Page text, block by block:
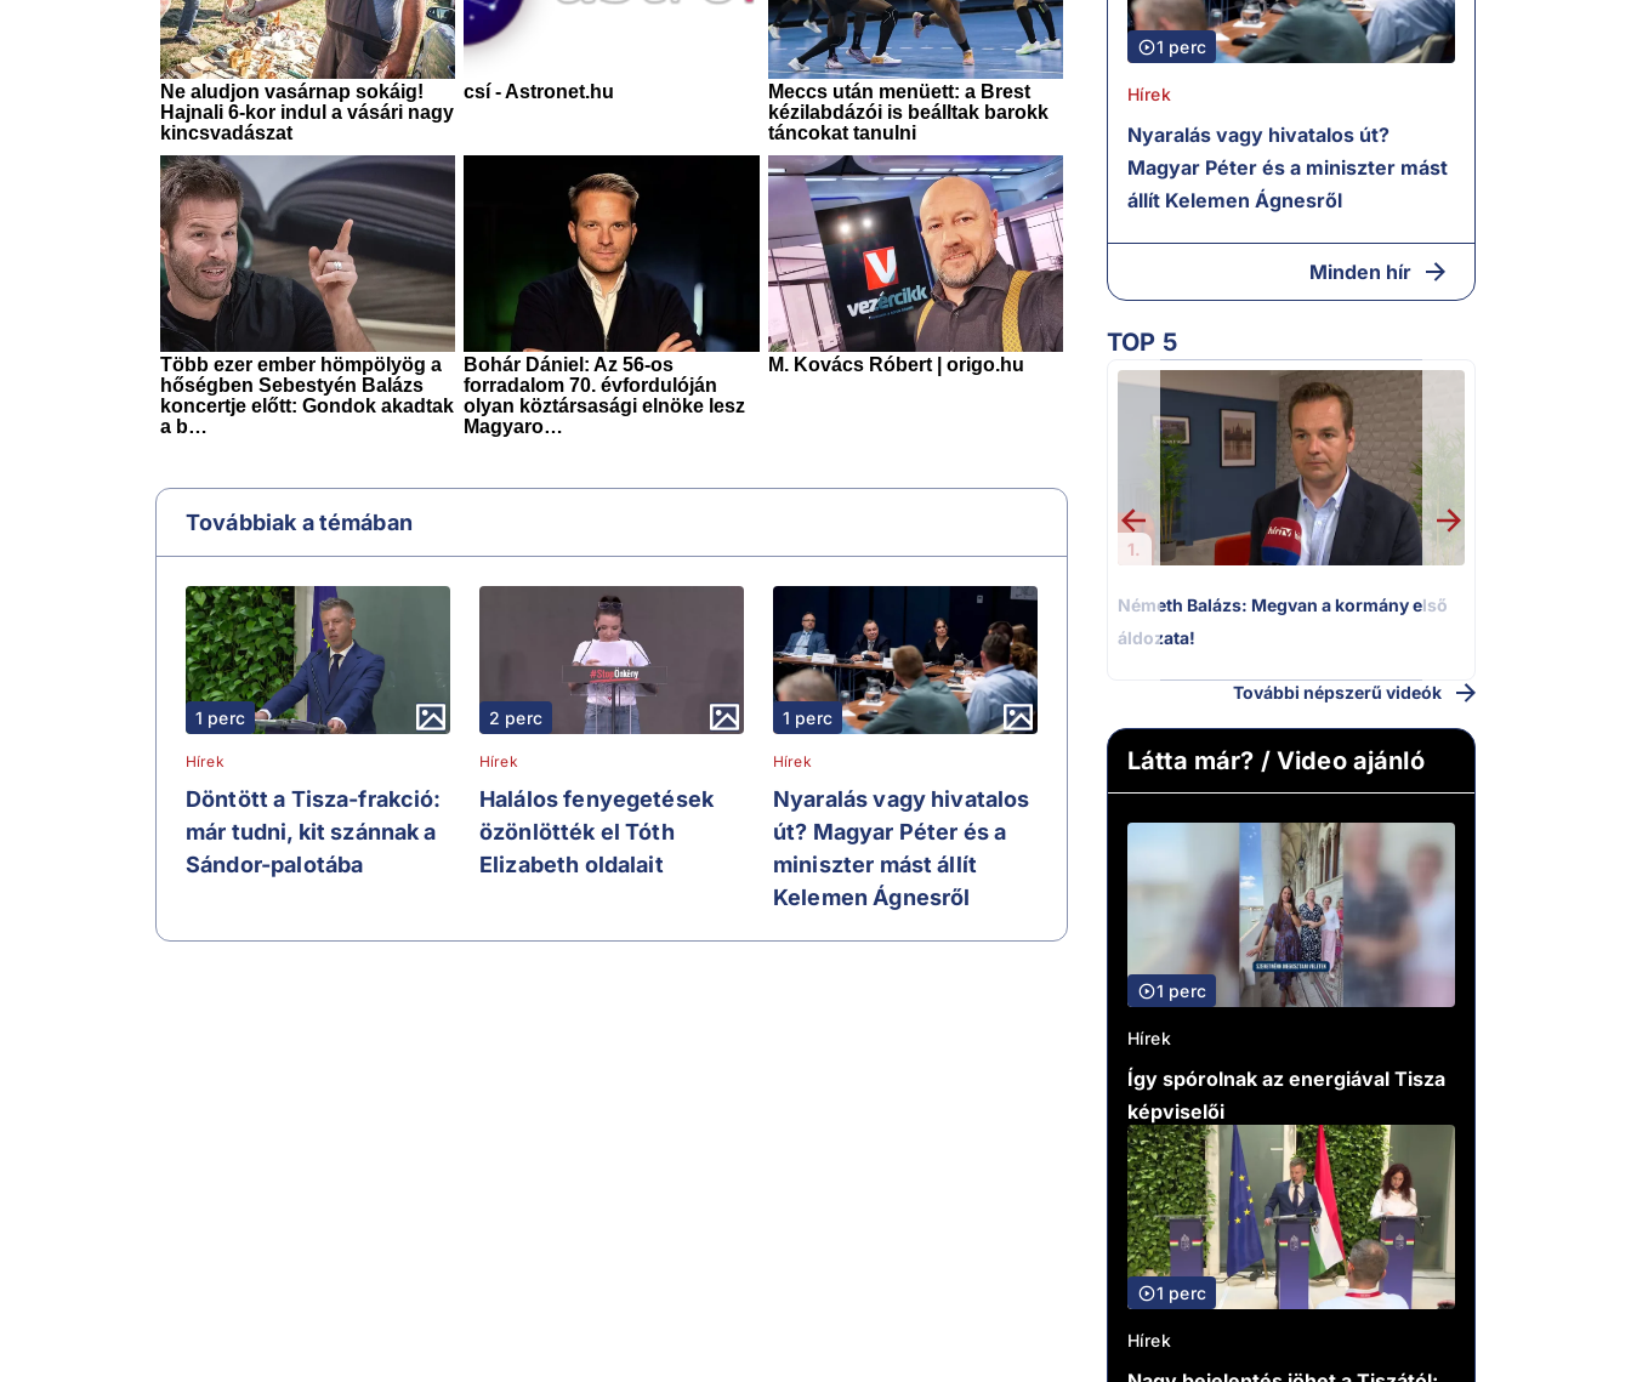
Továbbiak a témában
1 perc
Hírek
Döntött a Tisza-frakció:
már tudni, kit szánnak a
Sándor-palotába
2 perc
Hírek
Halálos fenyegetések
özönlötték el Tóth
Elizabeth oldalait
1 perc
Hírek
Nyaralás vagy hivatalos
út? Magyar Péter és a
miniszter mást állít
Kelemen Ágnesről
1 perc
Hírek
Nyaralás vagy hivatalos út?
Magyar Péter és a miniszter mást
állít Kelemen Ágnesről
Minden hír
TOP 5
1.
Németh Balázs: Megvan a kormány első
áldozata!
További népszerű videók
Látta már? / Video ajánló
1 perc
Hírek
Így spórolnak az energiával Tisza
képviselői
1 perc
Hírek